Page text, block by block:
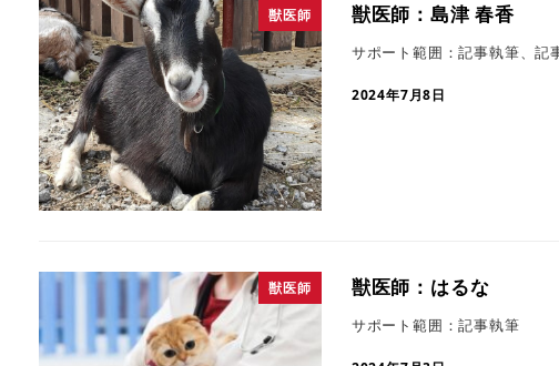
獣医師 獣医師：島津 春香
サポート範囲：記事執筆、記
2024年7月8日
獣医師 獣医師：はるな
サポート範囲：記事執筆